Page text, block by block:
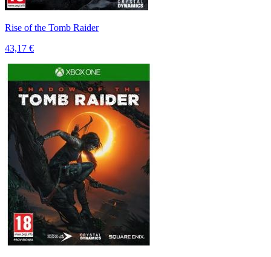
Rise of the Tomb Raider
43,17 €